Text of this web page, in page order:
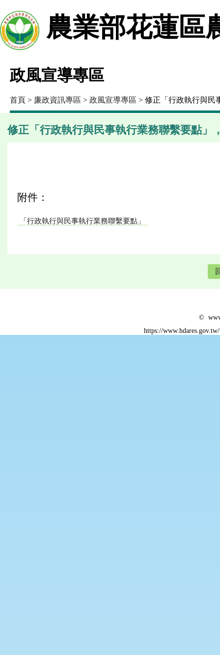
農業部花蓮區
政風宣導專區
首頁 > 廉政資訊專區 > 政風宣導專區 > 修正「行政執行與民
修正「行政執行與民事執行業務聯繫要點」
附件：
「行政執行與民事執行業務聯繫要點」
©
https://